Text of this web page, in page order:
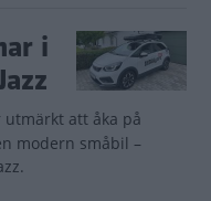
i
utmärkt att åka på
modern småbil –